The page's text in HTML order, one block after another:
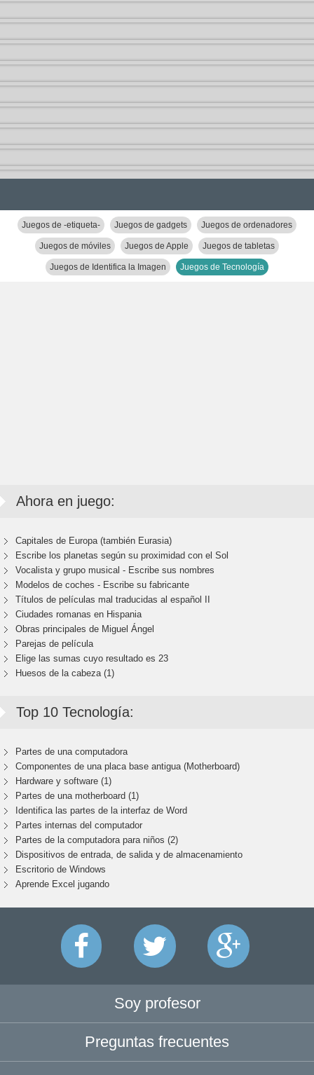
Juegos de -etiqueta- Juegos de gadgets Juegos de ordenadores
Juegos de móviles Juegos de Apple Juegos de tabletas
Juegos de Identifica la Imagen Juegos de Tecnología
Ahora en juego:
Capitales de Europa (también Eurasia)
Escribe los planetas según su proximidad con el Sol
Vocalista y grupo musical - Escribe sus nombres
Modelos de coches - Escribe su fabricante
Títulos de películas mal traducidas al español II
Ciudades romanas en Hispania
Obras principales de Miguel Ángel
Parejas de película
Elige las sumas cuyo resultado es 23
Huesos de la cabeza (1)
Top 10 Tecnología:
Partes de una computadora
Componentes de una placa base antigua (Motherboard)
Hardware y software (1)
Partes de una motherboard (1)
Identifica las partes de la interfaz de Word
Partes internas del computador
Partes de la computadora para niños (2)
Dispositivos de entrada, de salida y de almacenamiento
Escritorio de Windows
Aprende Excel jugando
Soy profesor
Preguntas frecuentes